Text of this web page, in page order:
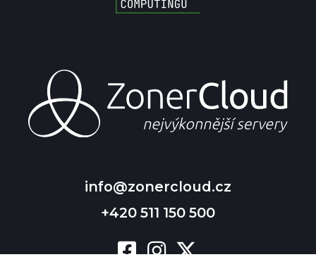
info@zonercloud.cz
+420 511 150 500